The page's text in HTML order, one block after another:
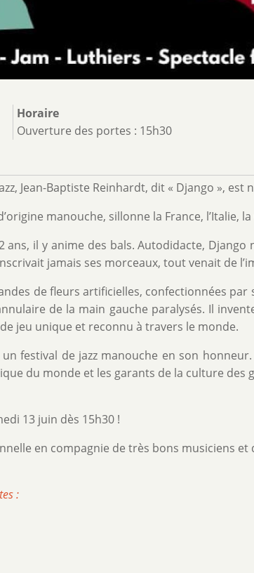
Horaire
Ouverture des portes : 15h30
Jean-Baptiste Reinhardt, dit « Django », est
manouche, sillonne la France, l’Italie,
ans, il y anime des bals. Autodidacte,
jamais ses morceaux, tout venait de
de fleurs artificielles, confectionnées
de la main gauche paralysés. Il
jeu unique et reconnu à travers le monde.
festival de jazz manouche en son
du monde et les garants de la culture des
13 juin dès 15h30 !
en compagnie de très bons musiciens et
: